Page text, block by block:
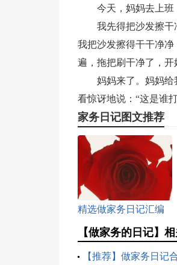
今天，妈妈去上班
我先得把沙发擦干
我把沙发擦得干干净
遍，拖把刷干净了，开
妈妈来了。妈妈
看惊讶地说：“这是谁
家务日记图文推荐
精选做家务日记汇编
八篇
【做家务的日记】相
【推荐】做家务日记